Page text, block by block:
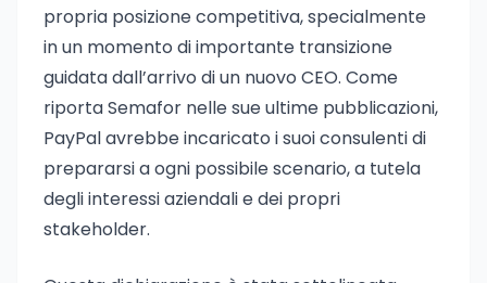
propria posizione competitiva, specialmente
in un momento di importante transizione
guidata dall’arrivo di un nuovo CEO. Come
riporta Semafor nelle sue ultime pubblicazioni,
PayPal avrebbe incaricato i suoi consulenti di
prepararsi a ogni possibile scenario, a tutela
degli interessi aziendali e dei propri
stakeholder.